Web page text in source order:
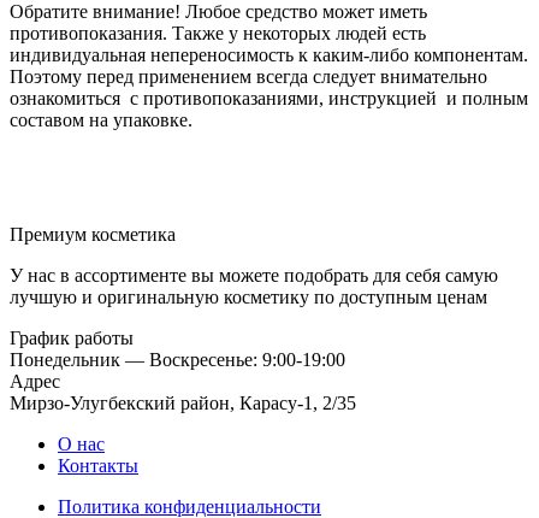
Обратите внимание! Любое средство может иметь
противопоказания. Также у некоторых людей есть
индивидуальная непереносимость к каким-либо компонентам.
Поэтому перед применением всегда следует внимательно
ознакомиться с противопоказаниями, инструкцией и полным
составом на упаковке.
Премиум косметика
У нас в ассортименте вы можете подобрать для себя самую
лучшую и оригинальную косметику по доступным ценам
График работы
Понедельник — Воскресенье: 9:00-19:00
Адрес
Мирзо-Улугбекский район, Карасу-1, 2/35
О нас
Контакты
Политика конфиденциальности